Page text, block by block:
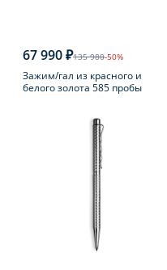
67 990 ₽135 980-50%
Зажим/гал из красного и
белого золота 585 пробы